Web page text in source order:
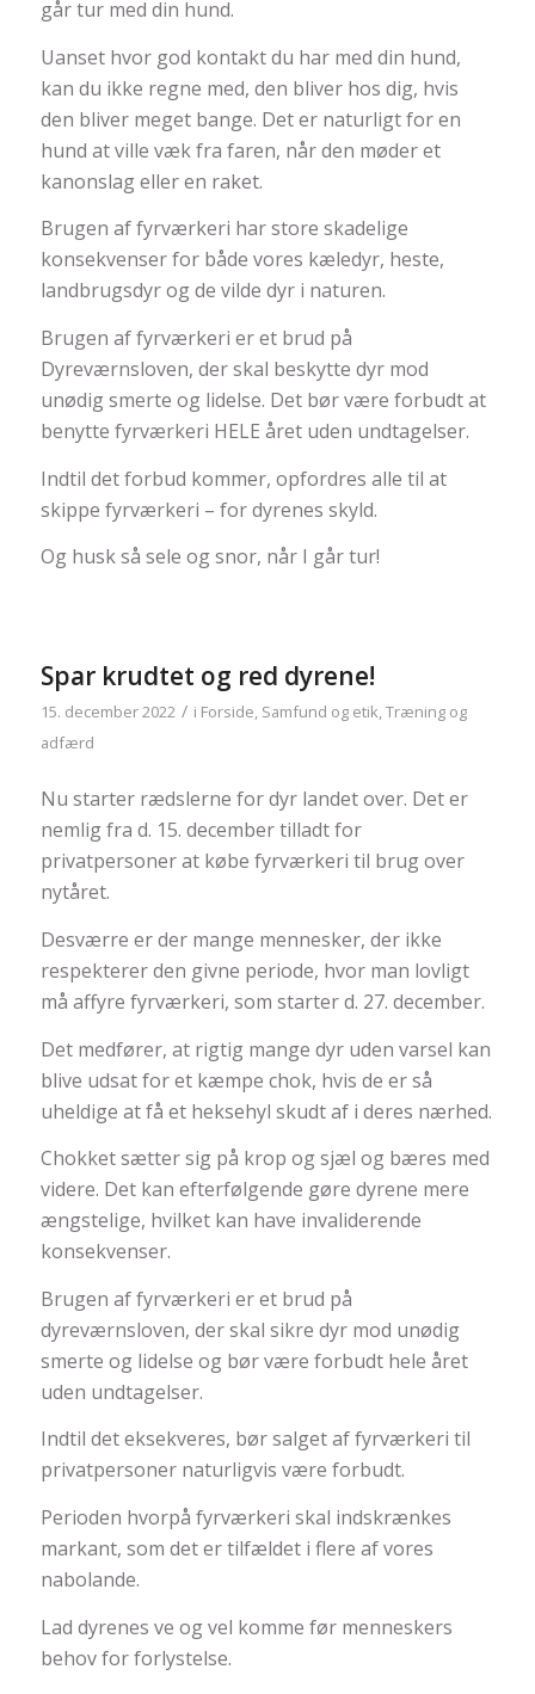
går tur med din hund.
Uanset hvor god kontakt du har med din hund,
kan du ikke regne med, den bliver hos dig, hvis
den bliver meget bange. Det er naturligt for en
hund at ville væk fra faren, når den møder et
kanonslag eller en raket.
Brugen af fyrværkeri har store skadelige
konsekvenser for både vores kæledyr, heste,
landbrugsdyr og de vilde dyr i naturen.
Brugen af fyrværkeri er et brud på
Dyreværnsloven, der skal beskytte dyr mod
unødig smerte og lidelse. Det bør være forbudt at
benytte fyrværkeri HELE året uden undtagelser.
Indtil det forbud kommer, opfordres alle til at
skippe fyrværkeri – for dyrenes skyld.
Og husk så sele og snor, når I går tur!
Spar krudtet og red dyrene!
15. december 2022 / i Forside, Samfund og etik,Træning og
adfærd
Nu starter rædslerne for dyr landet over. Det er
nemlig fra d. 15. december tilladt for
privatpersoner at købe fyrværkeri til brug over
nytåret.
Desværre er der mange mennesker, der ikke
respekterer den givne periode, hvor man lovligt
må affyre fyrværkeri, som starter d. 27. december.
Det medfører, at rigtig mange dyr uden varsel kan
blive udsat for et kæmpe chok, hvis de er så
uheldige at få et heksehyl skudt af i deres nærhed.
Chokket sætter sig på krop og sjæl og bæres med
videre. Det kan efterfølgende gøre dyrene mere
ængstelige, hvilket kan have invaliderende
konsekvenser.
Brugen af fyrværkeri er et brud på
dyreværnsloven, der skal sikre dyr mod unødig
smerte og lidelse og bør være forbudt hele året
uden undtagelser.
Indtil det eksekveres, bør salget af fyrværkeri til
privatpersoner naturligvis være forbudt.
Perioden hvorpå fyrværkeri skal indskrænkes
markant, som det er tilfældet i flere af vores
nabolande.
Lad dyrenes ve og vel komme før menneskers
behov for forlystelse.